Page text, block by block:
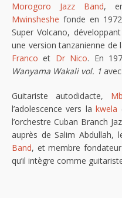
Morogoro Jazz Band,
Mwinsheshe fonde en
Super Volcano, développant
une version tanzanienne de
Franco et Dr Nico. En
Wanyama Wakali vol. 1
Guitariste autodidacte,
l’adolescence vers lakwela
l’orchestre Cuban Branch
auprès de Salim Abdullah,
Band, et membre
qu’il intègre comme